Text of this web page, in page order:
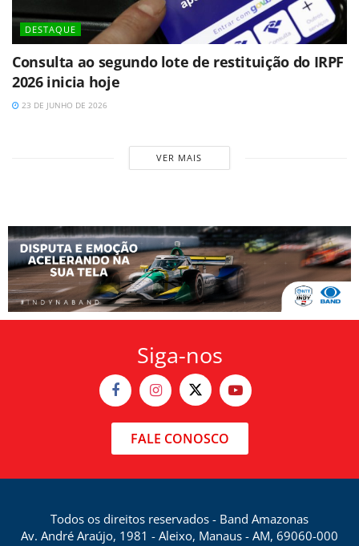
DESTAQUE
Consulta ao segundo lote de restituição do IRPF
2026 inicia hoje
23 DE JUNHO DE 2026
VER MAIS
Siga-nos
FALE CONOSCO
Todos os direitos reservados - Band Amazonas
Av. André Araújo, 1981 - Aleixo, Manaus - AM, 69060-000